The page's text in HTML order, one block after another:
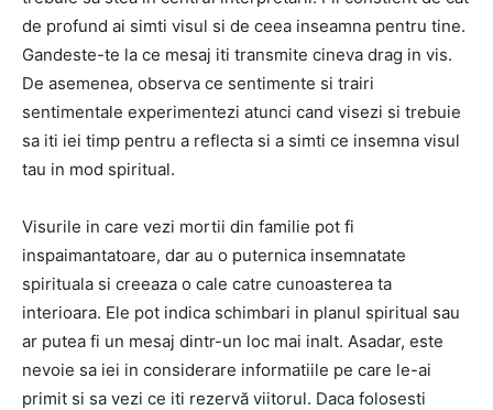
de profund ai simti visul si de ceea inseamna pentru tine.
Gandeste-te la ce mesaj iti transmite cineva drag in vis.
De asemenea, observa ce sentimente si trairi
sentimentale experimentezi atunci cand visezi si trebuie
sa iti iei timp pentru a reflecta si a simti ce insemna visul
tau in mod spiritual.
Visurile in care vezi mortii din familie pot fi
inspaimantatoare, dar au o puternica insemnatate
spirituala si creeaza o cale catre cunoasterea ta
interioara. Ele pot indica schimbari in planul spiritual sau
ar putea fi un mesaj dintr-un loc mai inalt. Asadar, este
nevoie sa iei in considerare informatiile pe care le-ai
primit si sa vezi ce iti rezervă viitorul. Daca folosesti